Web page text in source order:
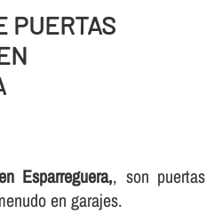
PUERTAS
Esparreguera,, son puertas
en garajes.